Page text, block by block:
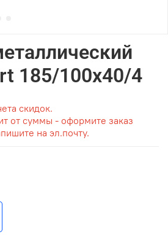
185/100x40/4
скидок.
от суммы - оформите заказ
на эл.почту.